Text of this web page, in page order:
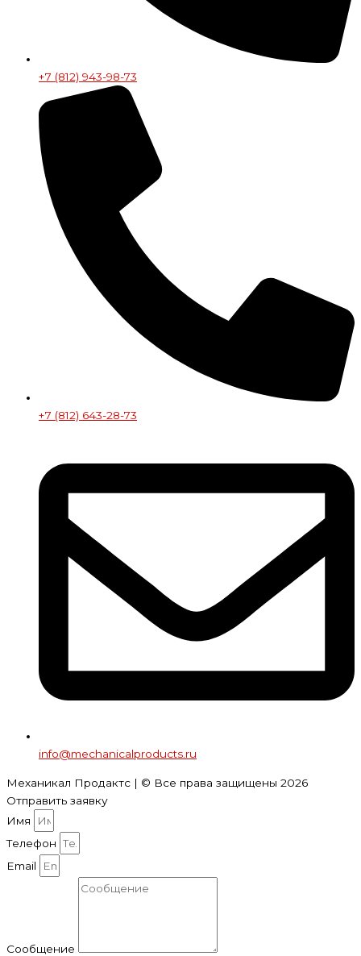
+7 (812) 943-98-73
+7 (812) 643-28-73
info@mechanicalproducts.ru
Механикал Продактс | © Все права защищены 2026
Отправить заявку
Имя
Телефон
Email
Сообщение